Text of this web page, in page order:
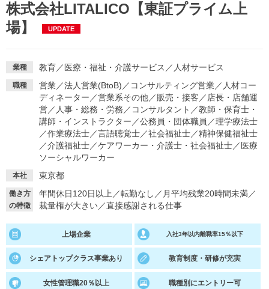
【4年生】
イベントを探す スカウト お知らせ
就活ノウハウ・サポート
就活支援 就活コラム
適職診断
あなたに合う仕事を診断！
就活チャンネル
就活ニュースペーパー
就活時事ニュースを更新
よくある質問
不明点があればこちら
株式会社LITALICO【東証プライム上
場】
UPDATE
業種 教育／ 医療・福祉・介護サービス ／ 人材サービス
職種 営業／法人営業(BtoB) ／ コンサルティング営業／ 人材コー
ディネーター ／営業系その他／販売・接客 ／ 店長・店舗運
営／ 人事・総務・労務 ／ コンサルタント ／教師・保育士・
講師・インストラクター ／公務員・団体職員 ／理学療法士
／作業療法士／言語聴覚士／社会福祉士／精神保健福祉士
／介護福祉士／ケアワーカー・介護士・社会福祉士／ 医療
ソーシャルワーカー
本社 東京都
働き方
の特徴
年間休日120日以上 ／転勤なし ／ 月平均残業20時間未満／
裁量権が大きい／直接感謝される仕事
上場企業 入社3年以内離職率15％以下
シェアトップクラス事業あり 教育制度・研修が充実
女性管理職20％以上 職種別にエントリー可